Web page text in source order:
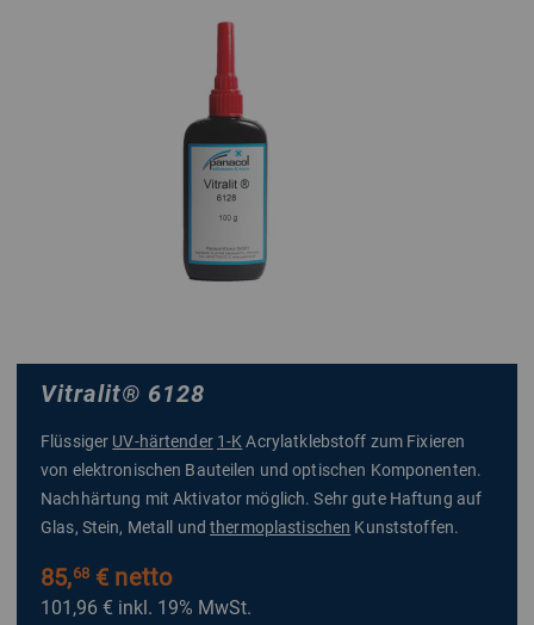
Vitralit® 6128
Flüssiger UV-härtender 1-K Acrylatklebstoff zum Fixieren
von elektronischen Bauteilen und optischen Komponenten.
Nachhärtung mit Aktivator möglich. Sehr gute Haftung auf
Glas, Stein, Metall undthermoplastischen Kunststoffen.
85,68€ netto
101,96 € inkl. 19% MwSt.